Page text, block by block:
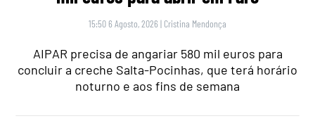
15:50 6 Agosto, 2026 | Cristina Mendonça
AIPAR precisa de angariar 580 mil euros para
concluir a creche Salta-Pocinhas, que terá horário
noturno e aos fins de semana